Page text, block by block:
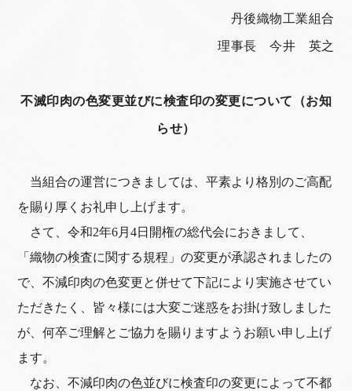
丹後織物工業組合
理事長 今井 英之
不滅印肉の色変更並びに検査印の変更について（お知
らせ）
当組合の運営につきましては、平素より格別のご高配
を賜り厚くお礼申し上げます。
さて、令和2年6月4日開権の総代会におきまして、
「織物の検査に関する規程」の変更が承認されましたの
で、不減印肉の色変更と併せて下記により実施させてい
ただきたく、皆々様には大変ご迷惑をお掛け致しました
が、何卒ご理解とご協力を賜りますようお願い申し上げ
ます。
なお、不減印肉の色並びに検査印の変更によって不都